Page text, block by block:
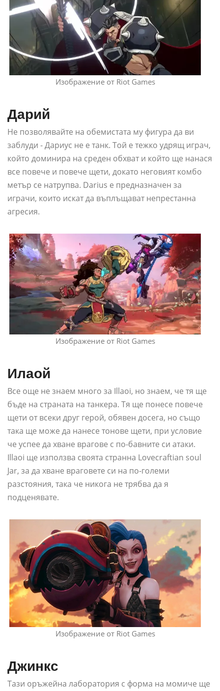
Изображение от Riot Games
Дарий
Не позволявайте на обемистата му фигура да ви
заблуди - Дариус не е танк. Той е тежко удрящ играч,
който доминира на среден обхват и който ще нанася
все повече и повече щети, докато неговият комбо
метър се натрупва. Darius е предназначен за
играчи, които искат да въплъщават непрестанна
агресия.
Изображение от Riot Games
Илаой
Все още не знаем много за Illaoi, но знаем, че тя ще
бъде на страната на танкера. Тя ще понесе повече
щети от всеки друг герой, обявен досега, но също
така ще може да нанесе тонове щети, при условие
че успее да хване врагове с по-бавните си атаки.
Illaoi ще използва своята странна Lovecraftian soul
Jar, за да хване враговете си на по-големи
разстояния, така че никога не трябва да я
подценявате.
Изображение от Riot Games
Джинкс
Тази оръжейна лаборатория с форма на момиче ще